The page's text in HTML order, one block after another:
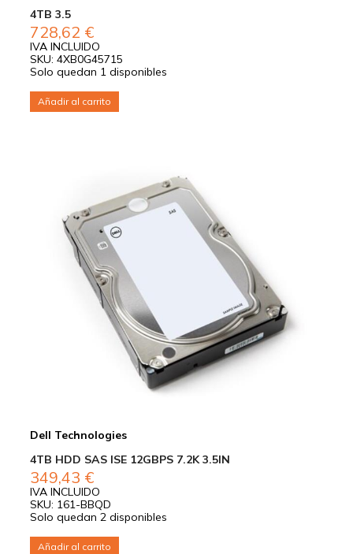
4TB 3.5
728,62 €
IVA INCLUIDO
SKU: 4XB0G45715
Solo quedan 1 disponibles
Añadir al carrito
Dell Technologies
4TB HDD SAS ISE 12GBPS 7.2K 3.5IN
349,43 €
IVA INCLUIDO
SKU: 161-BBQD
Solo quedan 2 disponibles
Añadir al carrito